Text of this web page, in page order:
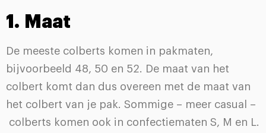
1. Maat
De meeste colberts komen in pakmaten,
bijvoorbeeld 48, 50 en 52. De maat van het
colbert komt dan dus overeen met de maat van
het colbert van je pak. Sommige – meer casual –
colberts komen ook in confectiematen S, M en L.